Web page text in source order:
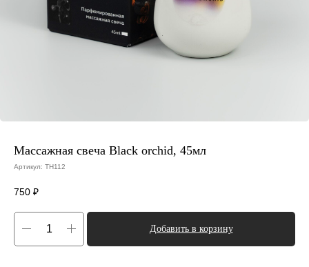
Массажная свеча Black orchid, 45мл
Артикул: TH112
750 ₽
Добавить в корзину